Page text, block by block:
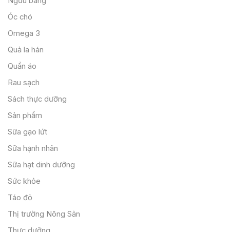
Óc chó
Omega 3
Quả la hán
Quần áo
Rau sạch
Sách thực dưỡng
Sản phẩm
Sữa gạo lứt
Sữa hạnh nhân
Sữa hạt dinh dưỡng
Sức khỏe
Táo đỏ
Thị trường Nông Sản